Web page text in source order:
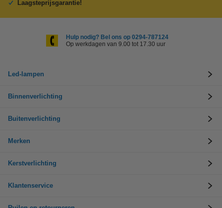
Laagsteprijsgarantie!
Hulp nodig? Bel ons op 0294-787124
Op werkdagen van 9.00 tot 17.30 uur
Led-lampen
Binnenverlichting
Buitenverlichting
Merken
Kerstverlichting
Klantenservice